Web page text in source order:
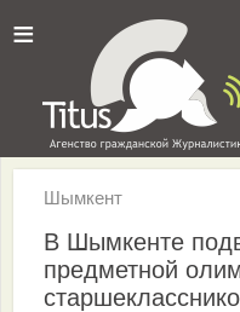
≡
Шымкент
В Шымкенте
предметной